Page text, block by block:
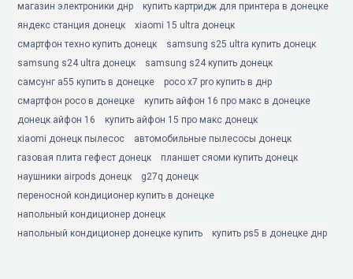
магазин электроники днр
купить картридж для принтера в донецке
яндекс станция донецк
xiaomi 15 ultra донецк
смартфон техно купить донецк
samsung s25 ultra купить донецк
samsung s24 ultra донецк
samsung s24 купить донецк
самсунг а55 купить в донецке
poco x7 pro купить в днр
смартфон poco в донецке
купить айфон 16 про макс в донецке
донецк айфон 16
купить айфон 15 про макс донецк
xiaomi донецк пылесос
автомобильные пылесосы донецк
газовая плита гефест донецк
планшет сяоми купить донецк
наушники airpods донецк
g27q донецк
переносной кондиционер купить в донецке
напольный кондиционер донецк
напольный кондиционер донецке купить
купить ps5 в донецке днр